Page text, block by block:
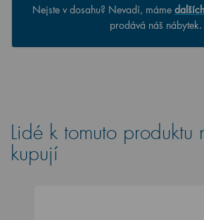
Nejste v dosahu? Nevadí, máme
prodává náš nábytek.
Lidé k tomuto produktu
kupují